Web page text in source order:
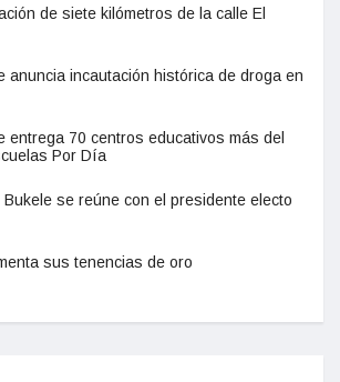
de siete kilómetros de la calle El
anuncia incautación histórica de droga en
entrega 70 centros educativos más del
Por Día
se reúne con el presidente electo
sus tenencias de oro